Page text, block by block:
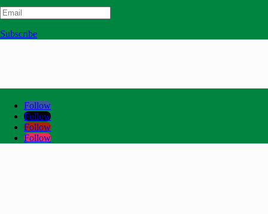
Subscribe
Follow
Follow
Follow
Follow